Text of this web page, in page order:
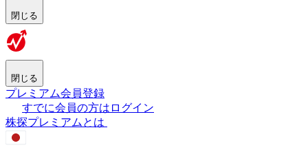
閉じる
閉じる
プレミアム会員登録
すでに会員の方はログイン
株探プレミアムとは